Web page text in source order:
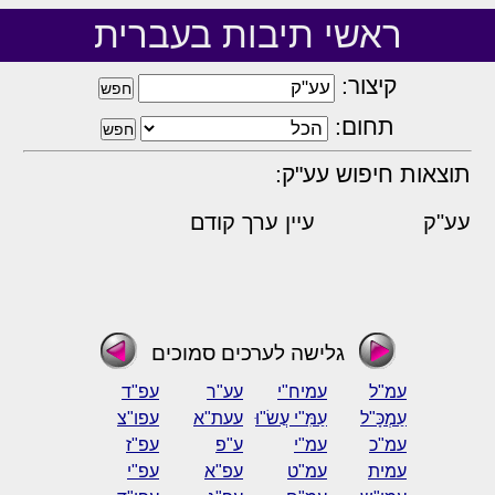
ראשי תיבות בעברית
קיצור:
תחום:
תוצאות חיפוש עע"ק:
עע"ק עיין ערך קודם
גלישה לערכים סמוכים
עמ"ל עמיח"י עע"ר
עפ"ד
עַמְכָּ"ל
עַמִּ"י עֲשׂ"וּ עעת"א
עפו"צ
עמ"כ
עמ"י ע"פ
עפ"ז
עמית
עמ"ט עפ"א
עפ"י